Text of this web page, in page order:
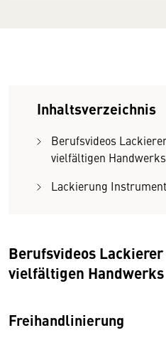
Inhaltsverzeichnis
Berufsvideos
vielfältigen Handwerks
Lackierung Instrument
Berufsvideos
vielfältigen Handwerks
Freihandlinierung
Wir benötigen Ihre
Hier würden wir Ihnen
Inhalt anzeigen. Dafür